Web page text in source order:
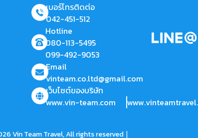
เบอร์โทรติดต่อ
042-451-512
Hotline
080-113-5495
099-492-9053
Email
vinteam.co.ltd@gmail.com
เว็บไซต์ของบริษัท
www.vin-team.com
Vin Team Travel, All rights reserved |